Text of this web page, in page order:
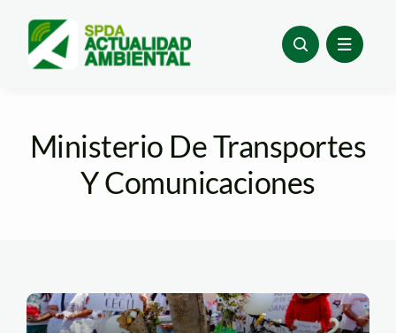
content
Ministerio De Transportes
Y Comunicaciones